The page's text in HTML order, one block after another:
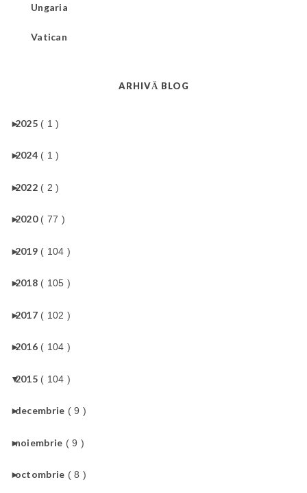
Ungaria
Vatican
ARHIVĂ BLOG
►
2025 ( 1 )
►
2024 ( 1 )
►
2022 ( 2 )
►
2020 ( 77 )
►
2019 ( 104 )
►
2018 ( 105 )
►
2017 ( 102 )
►
2016 ( 104 )
▼
2015 ( 104 )
►
decembrie ( 9 )
►
noiembrie ( 9 )
►
octombrie ( 8 )